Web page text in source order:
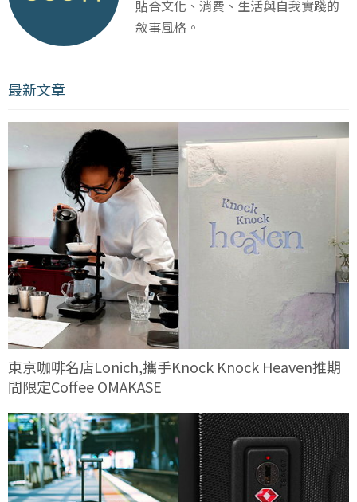
貼合文化、消費、生活與自我實踐的
敘事風格。
最新文章
東京咖啡名店Lonich,攜手Knock Knock Heaven推期
間限定Coffee OMAKASE